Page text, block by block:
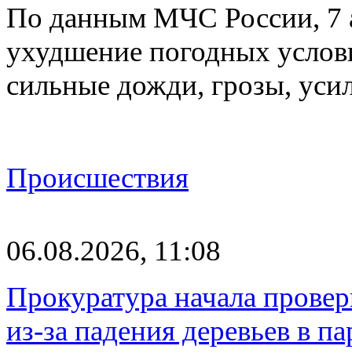
По данным МЧС России, 7
ухудшение погодных
сильные дожди, грозы,
Происшествия
06.08.2026, 11:08
Прокуратура начала
из-за падения деревьев в